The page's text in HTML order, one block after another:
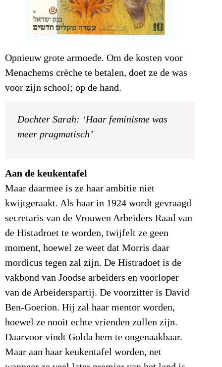
Opnieuw grote armoede. Om de kosten voor
Menachems crèche te betalen, doet ze de was
voor zijn school; op de hand.
Dochter Sarah: ‘Haar feminisme was
meer pragmatisch’
Aan de keukentafel
Maar daarmee is ze haar ambitie niet
kwijtgeraakt. Als haar in 1924 wordt gevraagd
secretaris van de Vrouwen Arbeiders Raad van
de Histadroet te worden, twijfelt ze geen
moment, hoewel ze weet dat Morris daar
mordicus tegen zal zijn. De Histradoet is de
vakbond van Joodse arbeiders en voorloper
van de Arbeiderspartij. De voorzitter is David
Ben-Goerion. Hij zal haar mentor worden,
hoewel ze nooit echte vrienden zullen zijn.
Daarvoor vindt Golda hem te ongenaakbaar.
Maar aan haar keukentafel worden, net